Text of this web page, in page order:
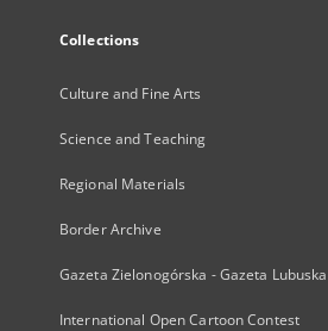
Collections
Culture and Fine Arts
Science and Teaching
Regional Materials
Border Archive
Gazeta Zielonogórska - Gazeta Lubuska
International Open Cartoon Contest